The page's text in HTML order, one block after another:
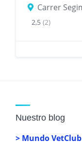
2,5 (2)
Nuestro blog
> Mundo VetClub